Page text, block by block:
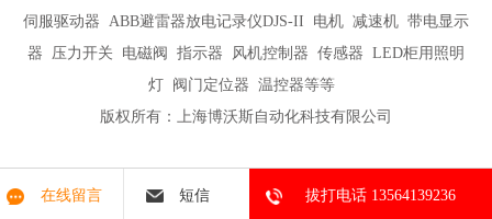
伺服驱动器 ABB避雷器放电记录仪DJS-II 电机 减速机 带电显示
器 压力开关 电磁阀 指示器 风机控制器 传感器 LED柜用照明
灯 阀门定位器 温控器等等
版权所有：上海博沃斯自动化科技有限公司
在线留言 短信 拔打电话 13564139236